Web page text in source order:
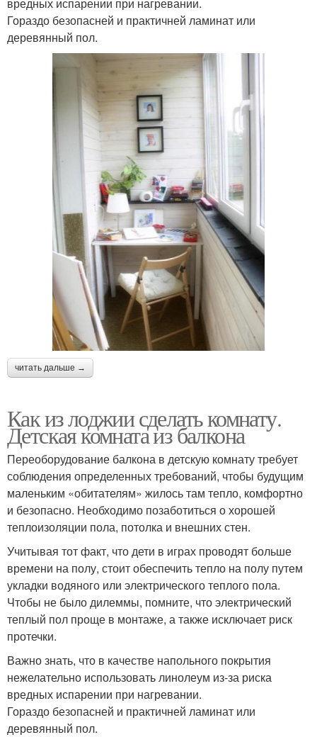
Гораздо безопасней и практичней ламинат или
деревянный пол.
читать дальше →
Как из лоджии сделать комнату.
Детская комната из балкона
Переоборудование балкона в детскую комнату требует
соблюдения определенных требований, чтобы будущим
маленьким «обитателям» жилось там тепло, комфортно
и безопасно. Необходимо позаботиться о хорошей
теплоизоляции пола, потолка и внешних стен.
Учитывая тот факт, что дети в играх проводят больше
времени на полу, стоит обеспечить тепло на полу путем
укладки водяного или электрического теплого пола.
Чтобы не было дилеммы, помните, что электрический
теплый пол проще в монтаже, а также исключает риск
протечки.
Важно знать, что в качестве напольного покрытия
нежелательно использовать линолеум из-за риска
вредных испарении при нагревании.
Гораздо безопасней и практичней ламинат или
деревянный пол.